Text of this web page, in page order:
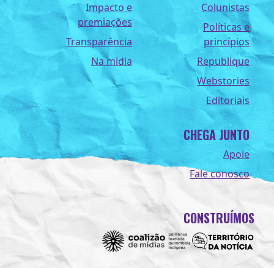
Impacto e
premiações
Transparência
Na midia
Colunistas
Políticas e
princípios
Republique
Webstories
Editoriais
CHEGA JUNTO
Apoie
Fale conosco
CONSTRUÍMOS